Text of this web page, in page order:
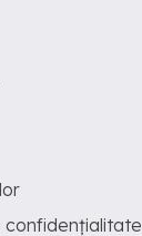
confidențialitate